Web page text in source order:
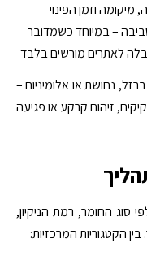
וזמן הפינוי
– במיוחד כשמדובר
לאתרים מורשים בלבד
נחושת או אלומיניום –
זיהום קרקע או פגיעה
סוג החומר, רמת הניקיון,
הקטגוריות המרכזיות: